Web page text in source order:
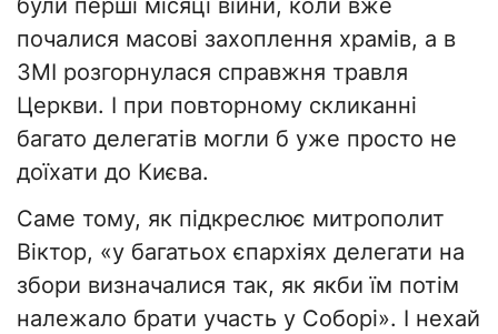
були перші місяці війни, коли вже
почалися масові захоплення храмів, а в
ЗМІ розгорнулася справжня травля
Церкви. І при повторному скликанні
багато делегатів могли б уже просто не
доїхати до Києва.
Саме тому, як підкреслює митрополит
Віктор, «у багатьох єпархіях делегати на
збори визначалися так, як якби їм потім
належало брати участь у Соборі». І нехай